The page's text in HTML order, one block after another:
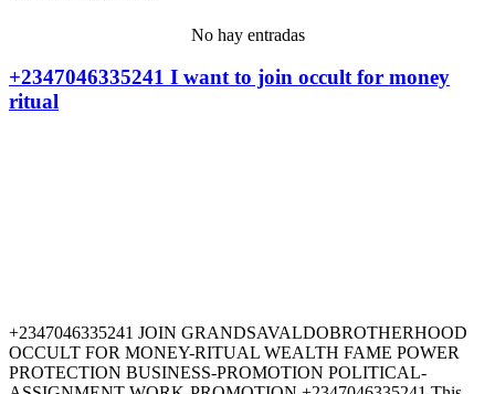
No hay entradas
+2347046335241 I want to join occult for money
ritual
+2347046335241 JOIN GRANDSAVALDOBROTHERHOOD
OCCULT FOR MONEY-RITUAL WEALTH FAME POWER
PROTECTION BUSINESS-PROMOTION POLITICAL-